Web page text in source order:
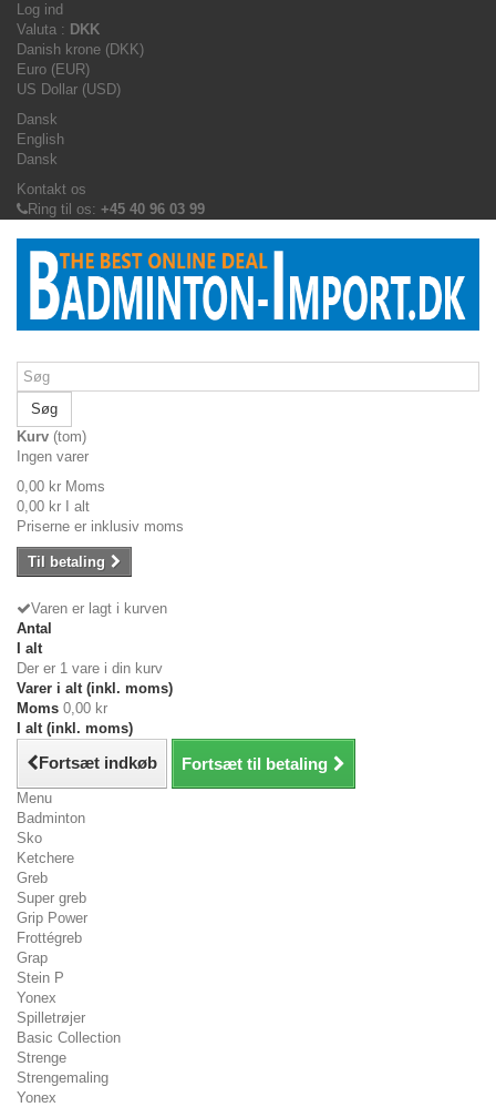
Log ind
Valuta : DKK
Danish krone (DKK)
Euro (EUR)
US Dollar (USD)
Dansk
English
Dansk
Kontakt os
Ring til os: +45 40 96 03 99
Søg
Kurv (tom)
Ingen varer
0,00 kr Moms
0,00 kr I alt
Priserne er inklusiv moms
Til betaling
Varen er lagt i kurven
Antal
I alt
Der er 1 vare i din kurv
Varer i alt (inkl. moms)
Moms 0,00 kr
I alt (inkl. moms)
Fortsæt indkøb Fortsæt til betaling
Menu
Badminton
Sko
Ketchere
Greb
Super greb
Grip Power
Frottégreb
Grap
Stein P
Yonex
Spilletrøjer
Basic Collection
Strenge
Strengemaling
Yonex